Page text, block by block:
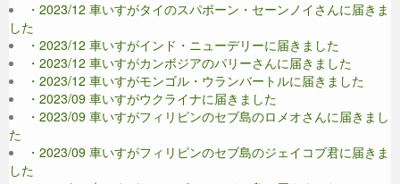
・2023/12 車いすがタイのスパポーン・セーンノイさんに届きま
した
・2023/12 車いすがインド・ニューデリーに届きました
・2023/12 車いすがカンボジアのパリーさんに届きました
・2023/12 車いすがモンゴル・ウランバートルに届きました
・2023/09 車いすがウクライナに届きました
・2023/09 車いすがフィリピンのセブ島のロメオさんに届きまし
た
・2023/09 車いすがフィリピンのセブ島のジェイコブ君に届きま
した